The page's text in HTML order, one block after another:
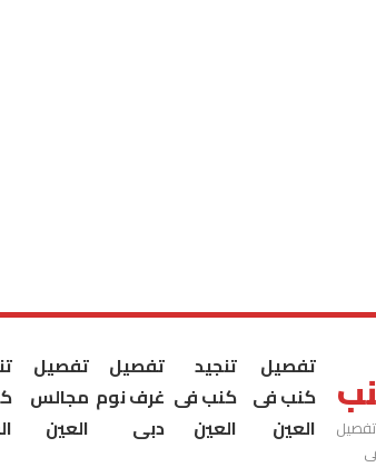
تفصيل
كنب فى
العين
تنجيد
كنب فى
العين
تفصيل
غرف نوم
دبى
تفصيل
مجالس
العين